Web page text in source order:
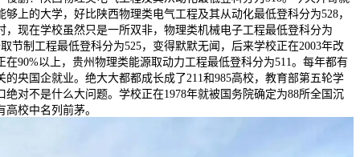
够上的大学，好比陕西物理类电气工程及其从动化最低登科分为528，
，现在学校虽然只是一所双非，物理类机械电子工程最低登科分为
节制工程最低登科分为525，变得默默无闻，后来学校正在2003年改
在90%以上，贵州物理类能源取动力工程最低登科分为511。每年都有
的央国企就业。绝大大都都成长成了211和985高校，教育部第五轮学
绝对不是什么大问题。学校正在1978年就被国务院确定为88所全国沉
校中名列前茅。